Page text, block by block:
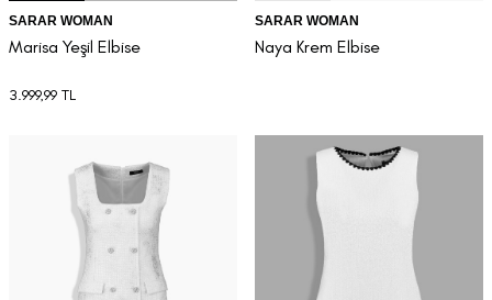
SARAR WOMAN
Marisa Yeşil Elbise
3.999,99 TL
SARAR WOMAN
Naya Krem Elbise